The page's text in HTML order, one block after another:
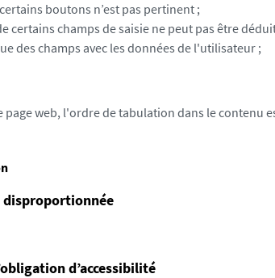
boutons n’est pas pertinent ;
certains champs de saisie ne peut pas être
des champs avec les données de l'utilisateur ;
page web, l'ordre de tabulation dans le contenu
disproportionnée
d’accessibilité